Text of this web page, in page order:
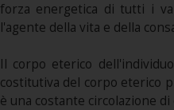
forza energetica di tutti i
l'agente della vita e della
Il corpo eterico
costitutiva del corpo eterico
è una costante circolazione